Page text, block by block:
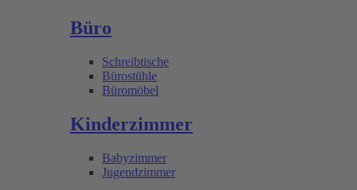
Büro
Schreibtische
Bürostühle
Büromöbel
Kinderzimmer
Babyzimmer
Jugendzimmer